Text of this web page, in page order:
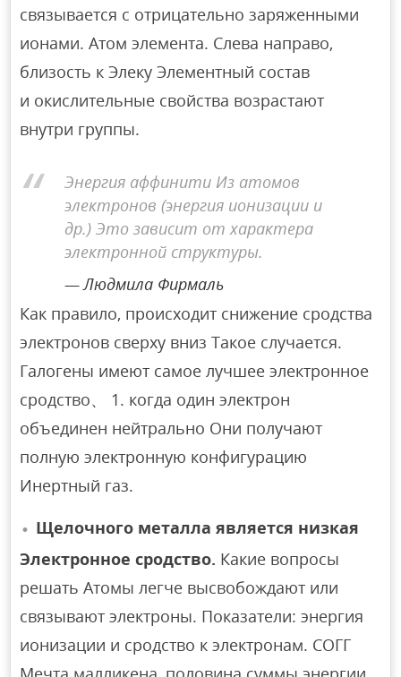
связывается с отрицательно заряженными
ионами. Атом элемента. Слева направо,
близость к Элеку Элементный состав
и окислительные свойства возрастают
внутри группы.
Энергия аффинити Из атомов
электронов (энергия ионизации и
др.) Это зависит от характера
электронной структуры.
Людмила Фирмаль
Как правило, происходит снижение сродства
электронов сверху вниз Такое случается.
Галогены имеют самое лучшее электронное
сродство、 1. когда один электрон
объединен нейтрально Они получают
полную электронную конфигурацию
Инертный газ.
Щелочного металла является низкая
Электронное сродство. Какие вопросы
решать Атомы легче высвобождают или
связывают электроны. Показатели: энергия
ионизации и сродство к электронам. СОГГ